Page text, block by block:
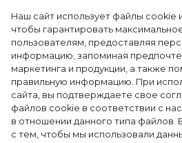
Наш сайт использует файлы cookie
чтобы гарантировать
пользователям, предоставляя
информацию, запоминая
маркетинга и продукции, а также
правильную информацию. При
сайта, вы подтверждаете свое
файлов cookie в соответствии с
в отношении данного типа файлов.
с тем, чтобы мы использовали